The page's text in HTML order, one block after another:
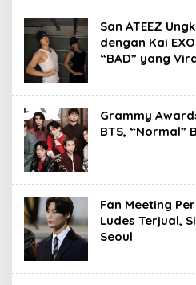
San ATEEZ
dengan Kai
“BAD” yang
Grammy
BTS, “Normal”
Fan Meeting
Ludes Terjual,
Seoul